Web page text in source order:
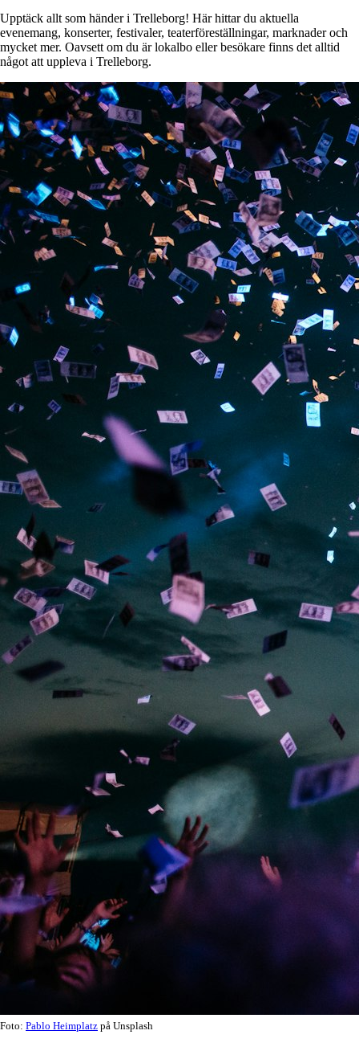
Upptäck allt som händer i Trelleborg! Här hittar du aktuella
evenemang, konserter, festivaler, teaterföreställningar, marknader och
mycket mer. Oavsett om du är lokalbo eller besökare finns det alltid
något att uppleva i Trelleborg.
Foto: Pablo Heimplatz på Unsplash